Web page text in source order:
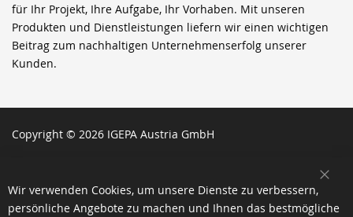
für Ihr Projekt, Ihre Aufgabe, Ihr Vorhaben. Mit unseren
Produkten und Dienstleistungen liefern wir einen wichtigen
Beitrag zum nachhaltigen Unternehmenserfolg unserer
Kunden.
Copyright © 2026 IGEPA Austria GmbH
Wir verwenden Cookies, um unsere Dienste zu verbessern,
persönliche Angebote zu machen und Ihnen das bestmögliche